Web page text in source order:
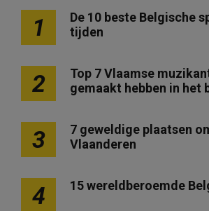
1
De 10 beste Belgische
tijden
2
Top 7 Vlaamse
gemaakt hebben in het
3
7 geweldige plaatsen
Vlaanderen
4 15 wereldberoemde